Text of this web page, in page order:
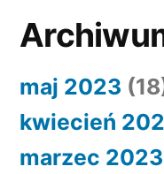
maj 2023
kwiecień
marzec 2023